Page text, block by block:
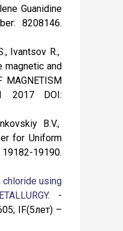
Guanidine
8208146.
Ivantsov R.,
magnetic and
2017 DOI:
B.V.,
for Uniform
19182-19190.
using
. -
IF(5лет) –